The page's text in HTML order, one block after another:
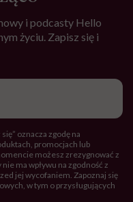
i podcasty Hello
życiu. Zapisz się i
oznacza zgodę na
promocjach lub
możesz zrezygnować z
ma wpływu na zgodność z
jej wycofaniem. Zapoznaj się
w tym o przysługujących